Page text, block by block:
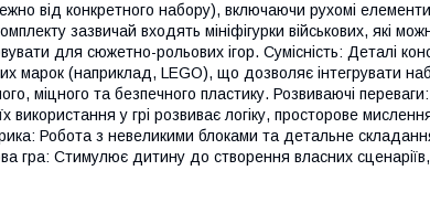
від конкретного набору), включаючи рухомі
зазвичай входять мініфігурки військових, які
для сюжетно-рольових ігор. Сумісність: Деталі
марок (наприклад, LEGO), що дозволяє інтегрувати
міцного та безпечного пластику. Розвиваючі
у грі розвиває логіку, просторове
Робота з невеликими блоками та детальне
гра: Стимулює дитину до створення власних